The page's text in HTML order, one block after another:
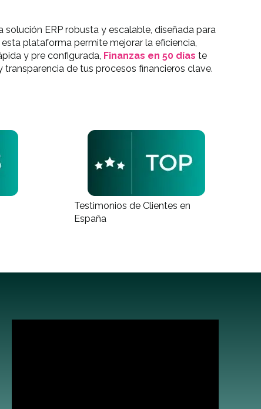
ERP robusta y escalable, diseñada para
plataforma permite mejorar la eficiencia,
y pre configurada, Finanzas en 50 días te
de tus procesos financieros clave.
Testimonios de Clientes en
España